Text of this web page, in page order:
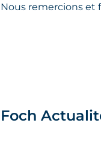
Nous remercions et
Foch